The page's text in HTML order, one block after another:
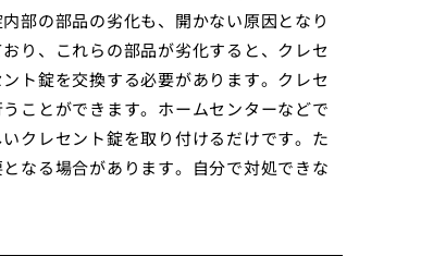
部の部品の劣化も、開かない原因となり
り、これらの部品が劣化すると、クレセ
ト錠を交換する必要があります。クレセ
ことができます。ホームセンターなどで
クレセント錠を取り付けるだけです。た
なる場合があります。自分で対処できな